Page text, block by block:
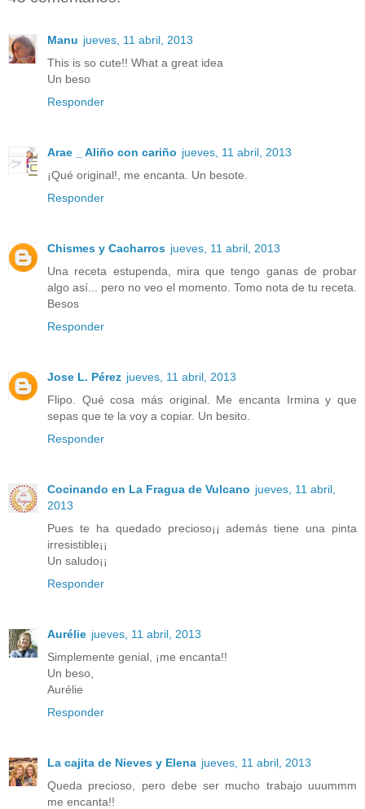
Manu jueves, 11 abril, 2013
This is so cute!! What a great idea
Un beso
Responder
Arae _ Aliño con cariño jueves, 11 abril, 2013
¡Qué original!, me encanta. Un besote.
Responder
Chismes y Cacharros jueves, 11 abril, 2013
Una receta estupenda, mira que tengo ganas de probar
algo así... pero no veo el momento. Tomo nota de tu receta.
Besos
Responder
Jose L. Pérez jueves, 11 abril, 2013
Flipo. Qué cosa más original. Me encanta Irmina y que
sepas que te la voy a copiar. Un besito.
Responder
Cocinando en La Fragua de Vulcano jueves, 11 abril,
2013
Pues te ha quedado precioso¡¡ además tiene una pinta
irresistible¡¡
Un saludo¡¡
Responder
Aurélie jueves, 11 abril, 2013
Simplemente genial, ¡me encanta!!
Un beso,
Aurélie
Responder
La cajita de Nieves y Elena jueves, 11 abril, 2013
Queda precioso, pero debe ser mucho trabajo uuummm
me encanta!!